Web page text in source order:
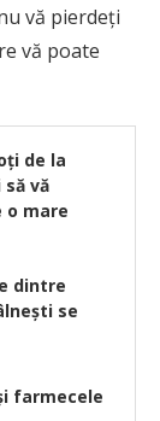
vă pierdeţi
vă poate
de la
vă
o mare
dintre
se
farmecele